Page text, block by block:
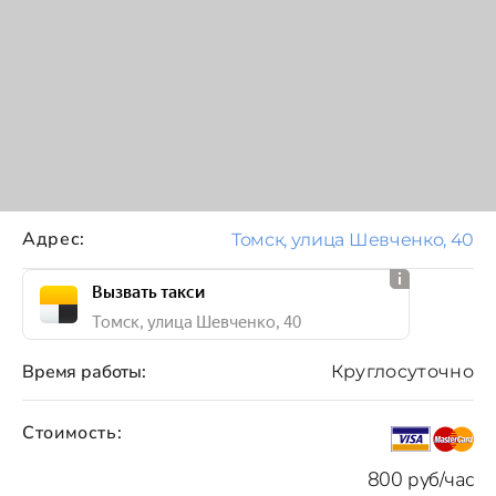
Стоимость:
800 руб/час
Время работы: Круглосуточно
Адрес: Томск, улица Шевченко, 40
Вызвать такси
Томск, улица Шевченко, 40